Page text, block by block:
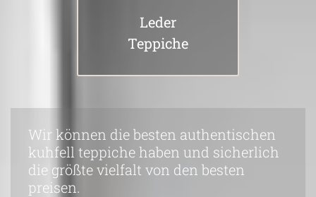
Leder
Teppiche
Wir können die besten authentischen
kuhfell teppiche haben und sicherlich
die größte vielfalt von den besten
preisen.